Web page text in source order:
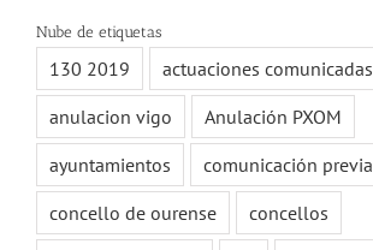
Nube de etiquetas
130 2019
actuaciones comunicadas
anulacion vigo
Anulación PXOM
ayuntamientos
comunicación previa
concello de ourense
concellos